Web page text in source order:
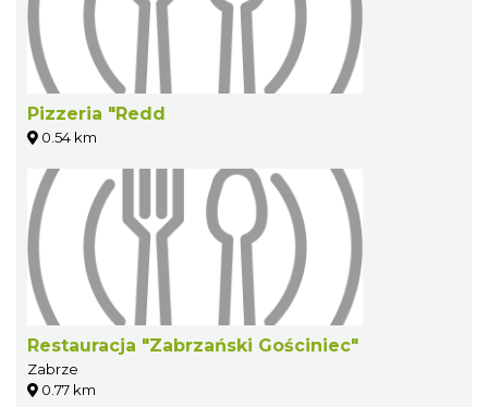
Pizzeria "Redd
0.54 km
Restauracja "Zabrzański Gościniec"
Zabrze
0.77 km